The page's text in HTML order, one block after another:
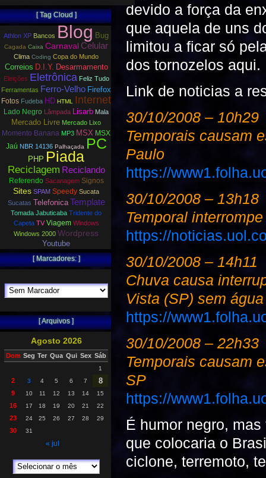
devido a força da
que aquela de uns
limitou a ficar só
dos tornozelos aqui.
Link de noticias a
30/10/2008 – 10h29
Temporais causam
Paulo
https://
30/10/2008 – 13h18
Temporal
https://
30/10/2008 – 14h11
Chuva causa
Vista (SP) sem água
https://
30/10/2008 – 22h33
Temporais causam
SP
https://
É humor negro,
que colocaria o
ciclone, terremoto,
[ Tag Cloud ]
Athlon XP Bancos Blog Bug
Cagada Caixa Carnaval Celular
Clima Coding Copa do Mundo
Correios D.I.Y. Desarmamento
Eleições Eletrônica Feliz Tudo
Ferramentas Ferro-Velho Firefox
Fotos Fudeba HD HTML Internet
Lado Negro Lâmpada Lisarb Mala
Mercado Livre Mercado Lixo
Momento Banana MP3 MSX MSX
Jaú NBR 14136 Palhaçada PC
PHP Piada
Reciclagem Reciclando
Referendo Sacanagem Signos
Sites SPAM Speedy Sucata
Sucatas Telefonica Template
Tomada Jabuticaba Tridente do
Capeta TV Viagem Windows
Windows 2000 Wordpress
Youtube
[ Marcadores: ]
[ Arquivos ]
Agosto 2026
Dom Seg Ter Qua Qui Sex Sáb
1
2 3 4 5 6 7 8
9 10 11 12 13 14 15
16 17 18 19 20 21 22
23 24 25 26 27 28 29
30 31
« jul